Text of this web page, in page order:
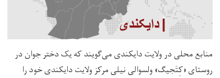
منابع محلی در ولایت دایکندی می‌گویند ‌که یک دختر جوان در
روستای «کِتَجیگ» ولسوالی نیلی مرکز ولایت دایکندی خود را